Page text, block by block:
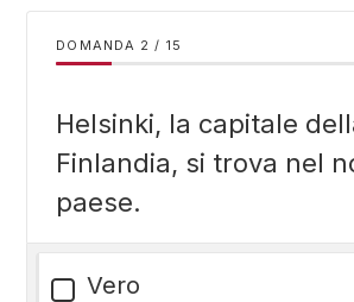
DOMANDA / 15
Helsinki, la capitale
Finlandia, si trova nel
paese.
Vero